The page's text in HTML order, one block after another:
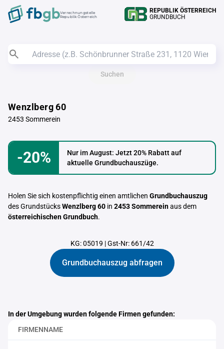
Verrechnungstelle
Republik Österreich
REPUBLIK ÖSTERREICH
GRUNDBUCH
Suchen
Wenzlberg 60
2453 Sommerein
-20%
Nur im August: Jetzt 20% Rabatt auf
aktuelle Grundbuchauszüge.
Holen Sie sich kostenpflichtig einen amtlichen Grundbuchauszug
des GrundstücksWenzlberg 60 in 2453 Sommereinaus dem
österreichischen Grundbuch.
KG: 05019 |Gst-Nr: 661/42
Grundbuchauszug abfragen
In der Umgebung wurden folgende Firmen gefunden:
FIRMENNAME